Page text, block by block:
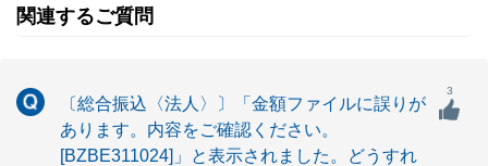
関連するご質問
〔総合振込〈法人〉〕「金額ファイルに誤りが
あります。内容をご確認ください。
[BZBE311024]」と表示されました。どうすれ
3